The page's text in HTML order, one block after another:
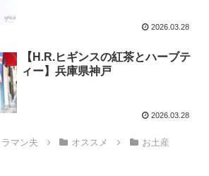
2026.03.28
【H.R.ヒギンスの紅茶とハーブテ
ィー】兵庫県神戸
2026.03.28
ラマン夫 オススメ お土産